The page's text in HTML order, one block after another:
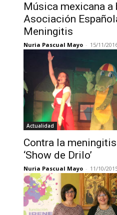
Música mexicana a
Asociación
Meningitis
Nuria Pascual Mayo - 15/11/
Actualidad
Contra la
‘Show de Drilo’
Nuria Pascual Mayo - 11/10/